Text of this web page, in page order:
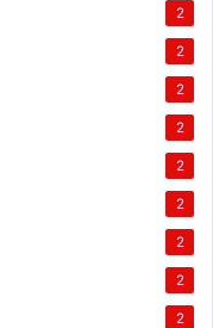
2
2
2
2
2
2
2
2
2